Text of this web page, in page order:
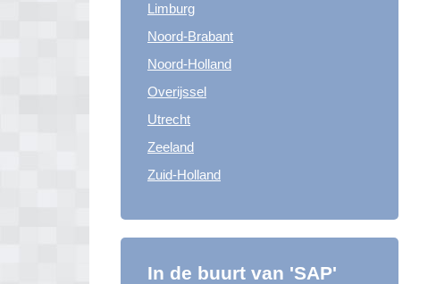
Limburg
Noord-Brabant
Noord-Holland
Overijssel
Utrecht
Zeeland
Zuid-Holland
In de buurt van 'SAP'